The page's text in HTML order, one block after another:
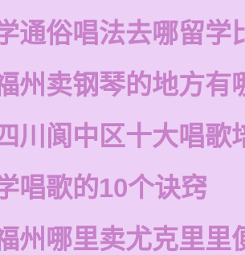
通俗唱法去哪留学
州卖钢琴的地方有
川阆中区十大唱歌
唱歌的10个诀窍
州哪里卖尤克里里